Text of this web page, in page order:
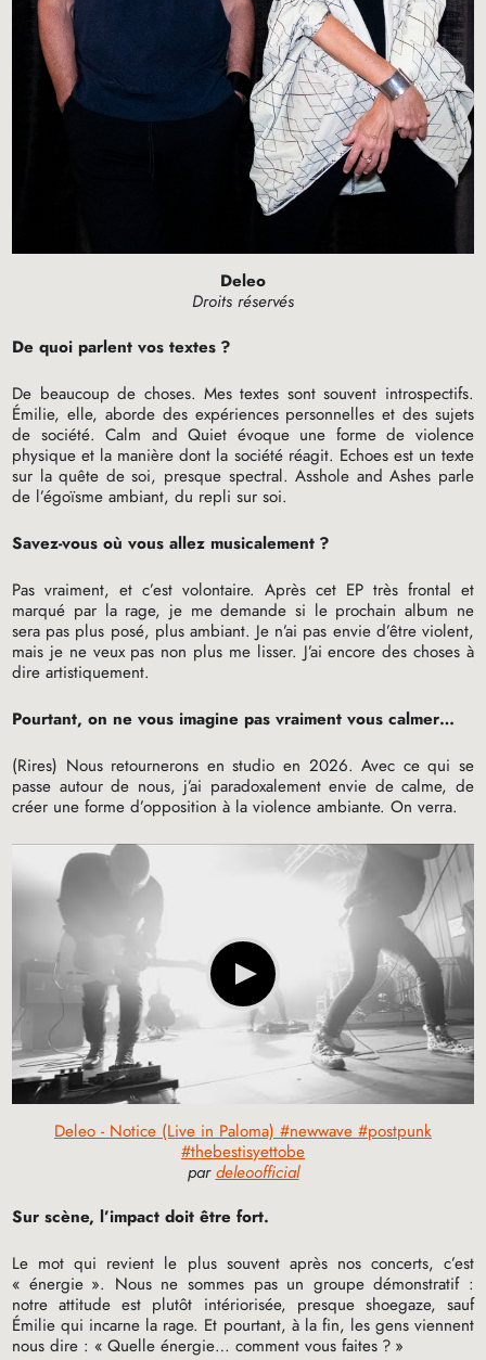
Deleo
Droits réservés
De quoi parlent vos textes ?
De beaucoup de choses. Mes textes sont souvent introspectifs.
Émilie, elle, aborde des expériences personnelles et des sujets
de société. Calm and Quiet évoque une forme de violence
physique et la manière dont la société réagit. Echoes est un texte
sur la quête de soi, presque spectral. Asshole and Ashes parle
de l’égoïsme ambiant, du repli sur soi.
Savez-vous où vous allez musicalement ?
Pas vraiment, et c’est volontaire. Après cet EPtrès frontal et
marqué par la rage, je me demande si le prochain album ne
sera pas plus posé, plus ambiant. Je n’ai pas envie d’être violent,
mais je ne veux pas non plus me lisser. J’ai encore des choses à
dire artistiquement.
Pourtant, on ne vous imagine pas vraiment vous calmer…
(Rires) Nous retournerons en studio en 2026. Avec ce qui se
passe autour de nous, j’ai paradoxalement envie de calme, de
créer une forme d’opposition à la violence ambiante. On verra.
Deleo - Notice (Live in Paloma) #newwave #postpunk
#thebestisyettobe
pardeleoofficial
Sur scène, l’impact doit être fort.
Le mot qui revient le plus souvent après nos concerts, c’est
« énergie ». Nous ne sommes pas un groupe démonstratif :
notre attitude est plutôt intériorisée, presque shoegaze, sauf
Émilie qui incarne la rage. Et pourtant, à la fin, les gens viennent
nous dire : « Quelle énergie… comment vous faites ? »